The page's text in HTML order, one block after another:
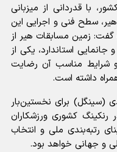
با قدردانی از میزبانی
سطح فنی و اجرایی این
گفت: زمین مسابقات هیر از
استاندارد، یکی از
شرایط مناسب آن رضایت
داشته است.
(سینگل) برای نخستین‌بار
رنکینگ کشوری ورزشکاران
رتبه‌بندی ملی و انتخاب
و جهانی خواهد بود.